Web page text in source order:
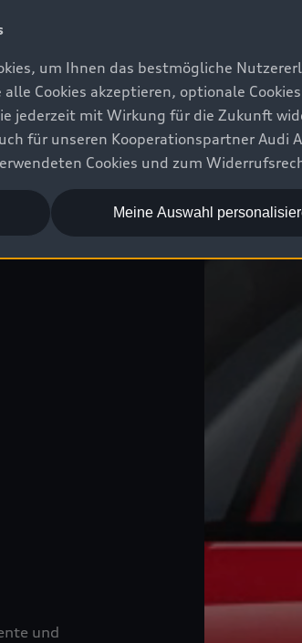
und
um Ihnen das bestmögliche
Cookies akzeptieren, optionale
jederzeit mit Wirkung für die Zukunft
für unseren Kooperationspartner Audi
Cookies und zum
Meine Auswahl